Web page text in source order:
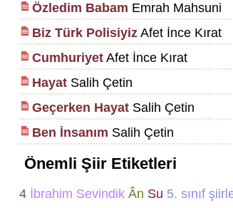
Özledim Babam Emrah Mahsuni
Biz Türk PolisiyizAfet İnce Kırat
CumhuriyetAfet İnce Kırat
HayatSalih Çetin
Geçerken HayatSalih Çetin
Ben İnsanım Salih Çetin
Önemli Şiir Etiketleri
4 İbrahim Sevindik Ân Su 5. sınıf